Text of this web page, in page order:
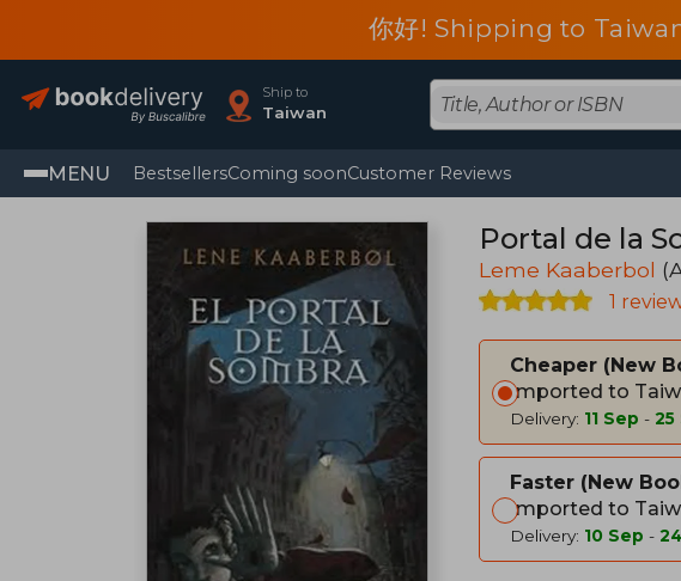
你好! Shipping to
Ship to
Taiwan
MENU BestsellersComing soonCustomer Reviews
Portal de la
Leme Kaaberbol
1
Cheaper
New
Imported to
Delivery: 11 Sep - 25
Faster
New
Imported to
Delivery: 10 Sep -